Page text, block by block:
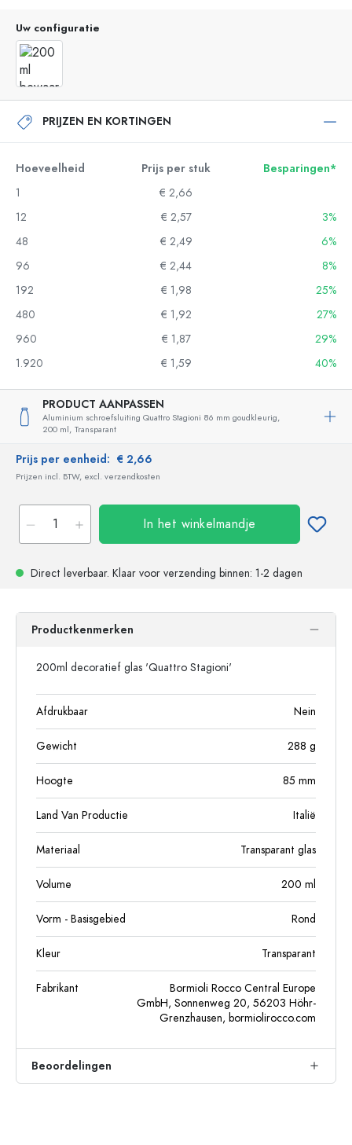
Uw configuratie
PRIJZEN EN KORTINGEN
Hoeveelheid Prijs per stuk
Besparingen*
1
€ 2,66
12
€ 2,57
3%
48
€ 2,49
6%
96
€ 2,44
8%
192
€ 1,98
25%
480
€ 1,92
27%
960
€ 1,87
29%
1.920
€ 1,59 40%
PRODUCT AANPASSEN
Aluminium schroefsluiting Quattro Stagioni 86 mm goudkleurig,
200 ml, Transparant
Prijs per eenheid: € 2,66
Prijzen incl. BTW, excl. verzendkosten
In het winkelmandje
Direct leverbaar. Klaar voor verzending binnen: 1-2 dagen
Productkenmerken
200ml decoratief glas 'Quattro Stagioni'
Afdrukbaar Nein
Gewicht 288 g
Hoogte 85 mm
Land Van Productie Italië
Materiaal Transparant glas
Volume 200 ml
Vorm - Basisgebied Rond
Kleur Transparant
Fabrikant
Bormioli Rocco Central Europe
GmbH, Sonnenweg 20, 56203 Höhr-
Grenzhausen, bormiolirocco.com
Beoordelingen